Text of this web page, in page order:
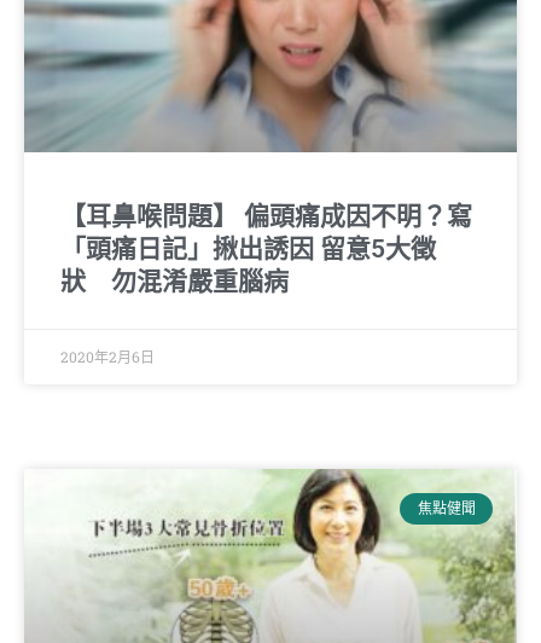
【耳鼻喉問題】 偏頭痛成因不明？寫
「頭痛日記」揪出誘因 留意5大徵
狀 勿混淆嚴重腦病
2020年2月6日
焦點健聞